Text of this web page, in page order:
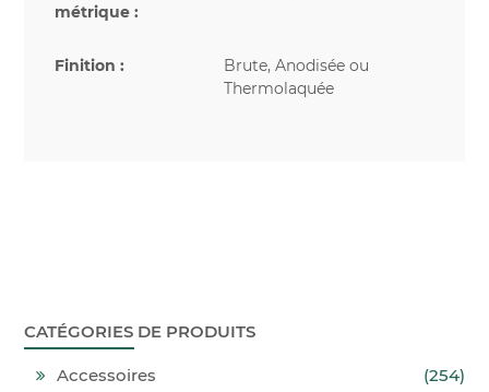
métrique :
Finition :
Brute, Anodisée ou
Thermolaquée
CATÉGORIES DE PRODUITS
Accessoires (254)